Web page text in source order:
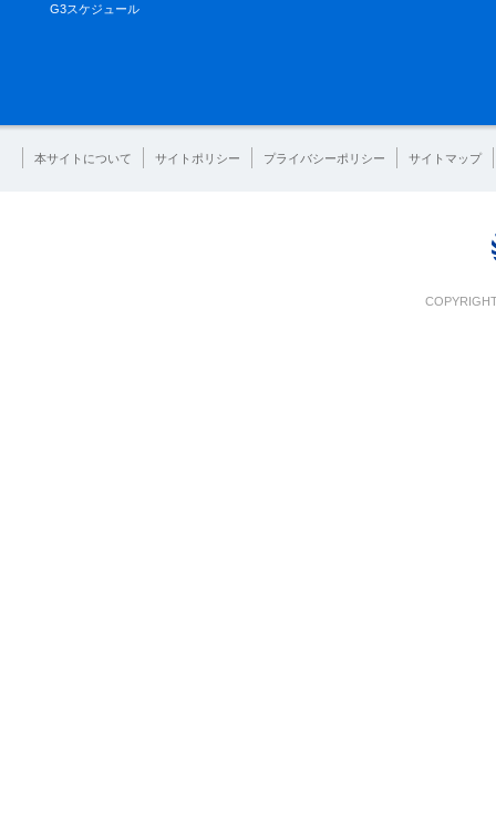
G3スケジュール
本サイトについて サイトポリシー プライバシーポリシー サイトマップ